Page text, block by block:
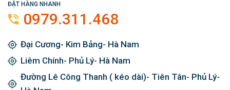
ĐẶT HÀNG NHANH
0979.311.468
Đại Cương- Kim Bảng- Hà Nam
Liêm Chính- Phủ Lý- Hà Nam
Đường Lê Công Thanh ( kéo dài)- Tiên Tân- Phủ Lý-